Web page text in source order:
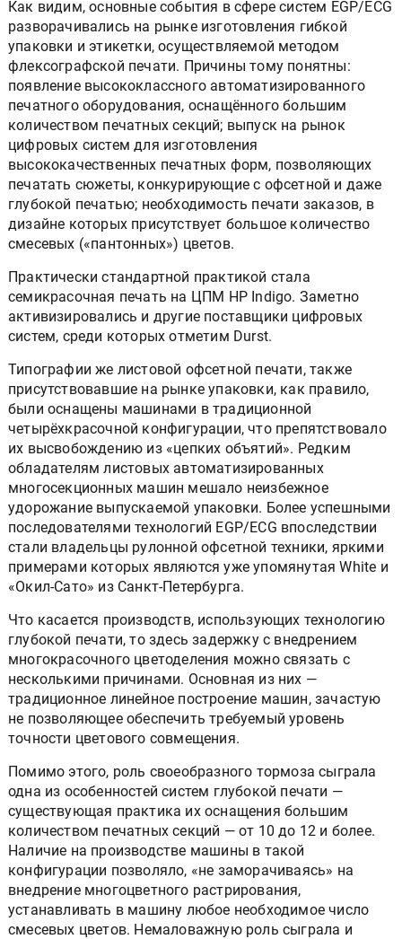
Как видим, основные события в сфере систем EGP/ECG
разворачивались на рынке изготовления гибкой
упаковки и этикетки, осуществляемой методом
флексографской печати. Причины тому понятны:
появление высококлассного автоматизированного
печатного оборудования, оснащённого большим
количеством печатных секций; выпуск на рынок
цифровых систем для изготовления
высококачественных печатных форм, позволяющих
печатать сюжеты, конкурирующие с офсетной и даже
глубокой печатью; необходимость печати заказов, в
дизайне которых присутствует большое количество
смесевых («пантонных») цветов.
Практически стандартной практикой стала
семикрасочная печать на ЦПМ HP Indigo. Заметно
активизировались и другие поставщики цифровых
систем, среди которых отметим Durst.
Типографии же листовой офсетной печати, также
присутствовавшие на рынке упаковки, как правило,
были оснащены машинами в традиционной
четырёхкрасочной конфигурации, что препятствовало
их высвобождению из «цепких объятий». Редким
обладателям листовых автоматизированных
многосекционных машин мешало неизбежное
удорожание выпускаемой упаковки. Более успешными
последователями технологий EGP/ECG впоследствии
стали владельцы рулонной офсетной техники, яркими
примерами которых являются уже упомянутая White и
«Окил-Сато» из Санкт-Петербурга.
Что касается производств, использующих технологию
глубокой печати, то здесь задержку с внедрением
многокрасочного цветоделения можно связать с
несколькими причинами. Основная из них —
традиционное линейное построение машин, зачастую
не позволяющее обеспечить требуемый уровень
точности цветового совмещения.
Помимо этого, роль своеобразного тормоза сыграла
одна из особенностей систем глубокой печати —
существующая практика их оснащения большим
количеством печатных секций — от 10 до 12 и более.
Наличие на производстве машины в такой
конфигурации позволяло, «не заморачиваясь» на
внедрение многоцветного растрирования,
устанавливать в машину любое необходимое число
смесевых цветов. Немаловажную роль сыграла и